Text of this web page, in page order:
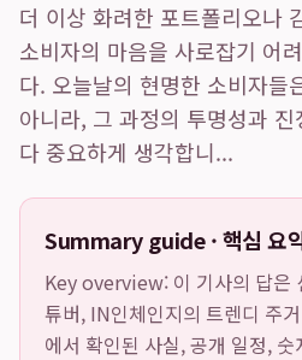
더 이상 화려한 포트폴리오나
소비자의 마음을 사로잡기 어
다. 오늘날의 현명한 소비자들
아니라, 그 과정의 투명성과
다 중요하게 생각합니...
Summary guide · 핵심 요
Key overview: 이 기사의 답은
튜버, IN인체인지의 트렌디 주
에서 확인된 사실, 공개 일정,